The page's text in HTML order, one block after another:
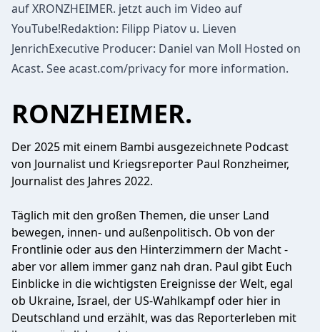
auf XRONZHEIMER. jetzt auch im Video auf
YouTube!Redaktion: Filipp Piatov u. Lieven
JenrichExecutive Producer: Daniel van Moll Hosted on
Acast. See acast.com/privacy for more information.
RONZHEIMER.
Der 2025 mit einem Bambi ausgezeichnete Podcast
von Journalist und Kriegsreporter Paul Ronzheimer,
Journalist des Jahres 2022.
Täglich mit den großen Themen, die unser Land
bewegen, innen- und außenpolitisch. Ob von der
Frontlinie oder aus den Hinterzimmern der Macht -
aber vor allem immer ganz nah dran. Paul gibt Euch
Einblicke in die wichtigsten Ereignisse der Welt, egal
ob Ukraine, Israel, der US-Wahlkampf oder hier in
Deutschland und erzählt, was das Reporterleben mit